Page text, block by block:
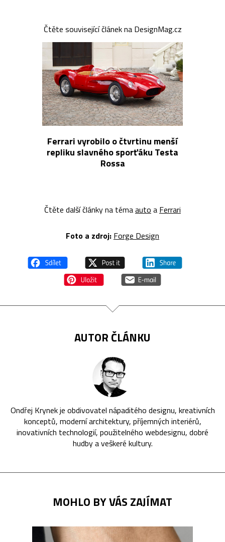
Čtěte související článek na DesignMag.cz
Ferrari vyrobilo o čtvrtinu menší
repliku slavného sporťáku Testa
Rossa
Čtěte další články na témaauto a Ferrari
Foto a zdroj: Forge Design
AUTOR ČLÁNKU
Ondřej Krynek je obdivovatel nápaditého designu, kreativních
konceptů, moderní architektury, příjemných interiérů,
inovativních technologií, použitelného webdesignu, dobré
hudby a veškeré kultury.
MOHLO BY VÁS ZAJÍMAT